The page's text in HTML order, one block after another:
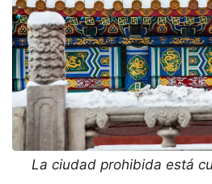
La ciudad prohibida está